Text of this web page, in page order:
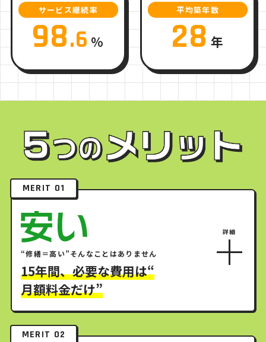
サービス継続率
98.6 %
平均築年数
28 年
MERIT 01
“修繕＝高い”そんなことはありません
15年間、必要な費用は“
月額料金だけ”
MERIT 02